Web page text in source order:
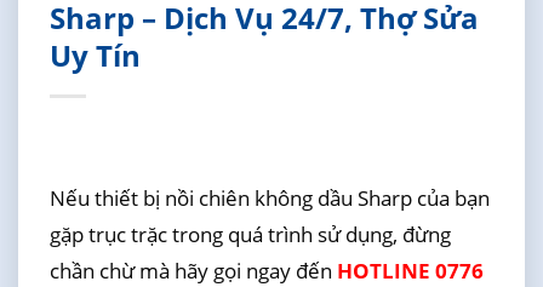
Sharp – Dịch Vụ 24/7, Thợ Sửa
Uy Tín
Nếu thiết bị nồi chiên không dầu Sharp của bạn
gặp trục trặc trong quá trình sử dụng, đừng
chần chừ mà hãy gọi ngay đến HOTLINE 0776